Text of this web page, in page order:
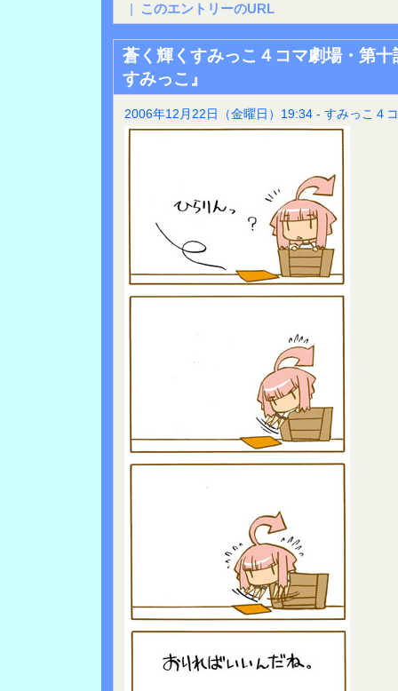
| このエントリーのURL
蒼く輝くすみっこ４コマ劇場・第
すみっこ』
2006年12月22日（金曜日）19:34 - すみっこ４